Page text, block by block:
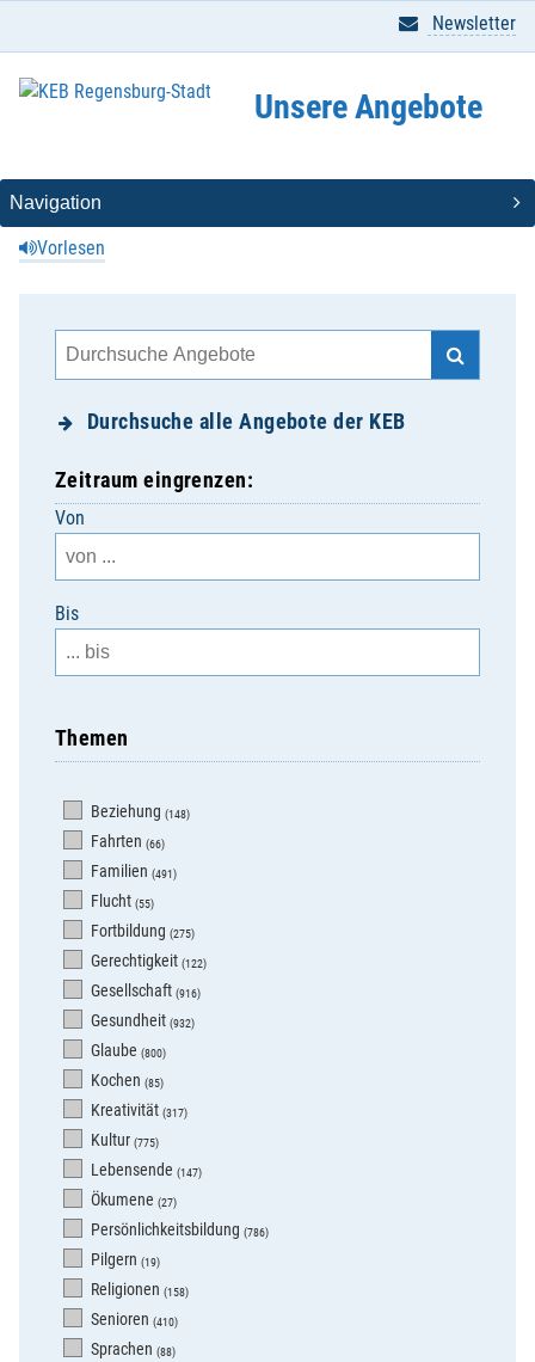
Vorlesen
Newsletter
Unsere Angebote
Durchsuche alle Angebote der KEB
Zeitraum eingrenzen:
Von
Bis
Themen
Beziehung (148)
Fahrten (66)
Familien (491)
Flucht (55)
Fortbildung (275)
Gerechtigkeit (122)
Gesellschaft (916)
Gesundheit (932)
Glaube (800)
Kochen (85)
Kreativität (317)
Kultur (775)
Lebensende (147)
Ökumene (27)
Persönlichkeitsbildung (786)
Pilgern (19)
Religionen (158)
Senioren (410)
Sprachen (88)